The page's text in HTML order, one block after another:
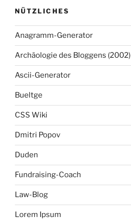
NÜTZLICHES
Anagramm-Generator
Archäologie des Bloggens (2002)
Ascii-Generator
Bueltge
CSS Wiki
Dmitri Popov
Duden
Fundraising-Coach
Law-Blog
Lorem Ipsum